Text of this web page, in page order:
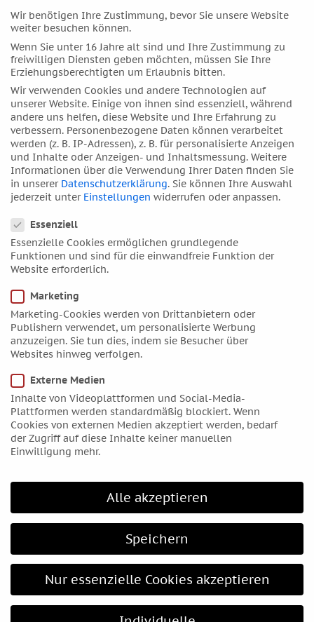
Oktober 2017
September 2017
August 2017
Juli 2017
Mai 2017
April 2017
März 2017
Februar 2017
Januar 2017
Dezember 2016
November 2016
Oktober 2016
September 2016
Juli 2016
Juni 2016
Mai 2016
März 2016
Februar 2016
Januar 2016
Dezember 2015
Oktober 2015
August 2015
Juni 2015
Mai 2015
April 2015
Wir benötigen Ihre Zustimmung, bevor Sie unsere Website
weiter besuchen können.
Wenn Sie unter 16 Jahre alt sind und Ihre Zustimmung zu
freiwilligen Diensten geben möchten, müssen Sie Ihre
Erziehungsberechtigten um Erlaubnis bitten.
Wir verwenden Cookies und andere Technologien auf
unserer Website. Einige von ihnen sind essenziell, während
andere uns helfen, diese Website und Ihre Erfahrung zu
verbessern. Personenbezogene Daten können verarbeitet
werden (z. B. IP-Adressen), z. B. für personalisierte Anzeigen
und Inhalte oder Anzeigen- und Inhaltsmessung. Weitere
Informationen über die Verwendung Ihrer Daten finden Sie
in unserer Datenschutzerklärung. Sie können Ihre Auswahl
jederzeit unter Einstellungen widerrufen oder anpassen.
Essenziell
Essenzielle Cookies ermöglichen grundlegende
Funktionen und sind für die einwandfreie Funktion der
Website erforderlich.
Marketing
Marketing-Cookies werden von Drittanbietern oder
Publishern verwendet, um personalisierte Werbung
anzuzeigen. Sie tun dies, indem sie Besucher über
Websites hinweg verfolgen.
Externe Medien
Inhalte von Videoplattformen und Social-Media-
Plattformen werden standardmäßig blockiert. Wenn
Cookies von externen Medien akzeptiert werden, bedarf
der Zugriff auf diese Inhalte keiner manuellen
Einwilligung mehr.
Alle akzeptieren
Speichern
Nur essenzielle Cookies akzeptieren